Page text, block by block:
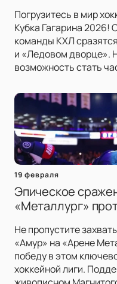
Погрузитесь в мир
Кубка Гагарина 2026!
команды КХЛ
и «Ледовом дворце».
возможность стать
19 февраля
Эпическое
«Металлург»
Не пропустите
«Амур» на «Арене
победу в этом
хоккейной лиги.